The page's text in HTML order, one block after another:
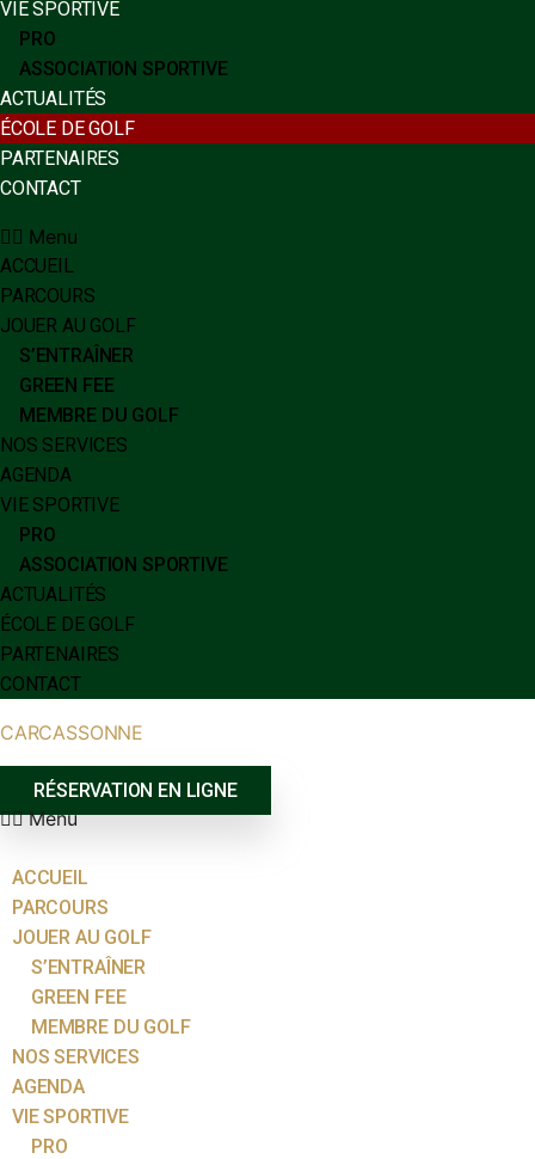
VIE SPORTIVE
PRO
ASSOCIATION SPORTIVE
ACTUALITÉS
ÉCOLE DE GOLF
PARTENAIRES
CONTACT
Menu
ACCUEIL
PARCOURS
JOUER AU GOLF
S’ENTRAÎNER
GREEN FEE
MEMBRE DU GOLF
NOS SERVICES
AGENDA
VIE SPORTIVE
PRO
ASSOCIATION SPORTIVE
ACTUALITÉS
ÉCOLE DE GOLF
PARTENAIRES
CONTACT
CARCASSONNE
RÉSERVATION EN LIGNE
Menu
ACCUEIL
PARCOURS
JOUER AU GOLF
S’ENTRAÎNER
GREEN FEE
MEMBRE DU GOLF
NOS SERVICES
AGENDA
VIE SPORTIVE
PRO